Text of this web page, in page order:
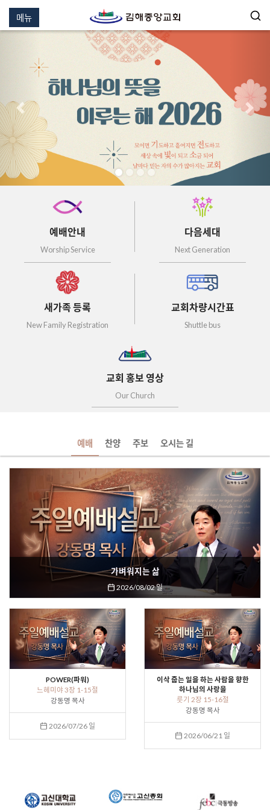
메뉴
이전 다음
예배안내
Worship Service
다음세대
Next Generation
새가족 등록
New Family Registration
교회차량시간표
Shuttle bus
교회 홍보 영상
Our Church
예배 찬양 주보 오시는 길
가벼워지는 삶
2026/08/02 일
POWER(파워)
느헤미야 3장 1-15절
강동명 목사
2026/07/26 일
이삭 줍는 일을 하는 사람을 향한
하나님의 사랑을
룻기 2장 15-16절
강동명 목사
2026/06/21 일